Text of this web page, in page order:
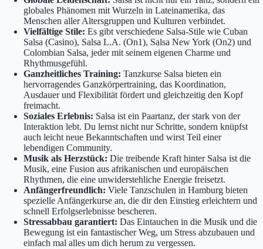
globales Phänomen mit Wurzeln in Lateinamerika, das
Menschen aller Altersgruppen und Kulturen verbindet.
Vielfältige Stile: Es gibt verschiedene Salsa-Stile wie Cuban
Salsa (Casino), Salsa L.A. (On1), Salsa New York (On2) und
Colombian Salsa, jeder mit seinem eigenen Charme und
Rhythmusgefühl.
Ganzheitliches Training: Tanzkurse Salsa bieten ein
hervorragendes Ganzkörpertraining, das Koordination,
Ausdauer und Flexibilität fördert und gleichzeitig den Kopf
freimacht.
Soziales Erlebnis: Salsa ist ein Paartanz, der stark von der
Interaktion lebt. Du lernst nicht nur Schritte, sondern knüpfst
auch leicht neue Bekanntschaften und wirst Teil einer
lebendigen Community.
Musik als Herzstück: Die treibende Kraft hinter Salsa ist die
Musik, eine Fusion aus afrikanischen und europäischen
Rhythmen, die eine unwiderstehliche Energie freisetzt.
Anfängerfreundlich: Viele Tanzschulen in Hamburg bieten
spezielle Anfängerkurse an, die dir den Einstieg erleichtern und
schnell Erfolgserlebnisse bescheren.
Stressabbau garantiert: Das Eintauchen in die Musik und die
Bewegung ist ein fantastischer Weg, um Stress abzubauen und
einfach mal alles um dich herum zu vergessen.